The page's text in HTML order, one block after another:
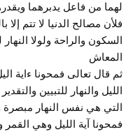
لهما من فاعل يدبرهما
فلأن مصالح الدنيا لا تتم إلا
السكون والراحة ولولا
المعاش
ثم قال تعالى فمحونا ءاية
الليل والنهار للتبيين
التي هي نفس النهار مبصرة
فمحونا آية الليل وهي